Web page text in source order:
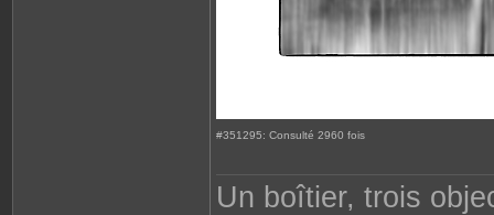
#351295: Consulté 2960 fois
Un boîtier, trois